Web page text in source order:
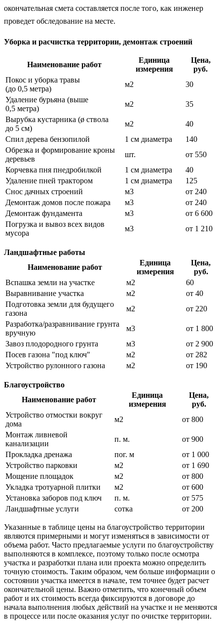
окончательная смета составляется после того, как инженер
проведет обследование на месте.
Уборка и расчистка территории, демонтаж строений
Наименование работ
Единица
измерения
Цена,
руб.
Покос и уборка травы
(до 0,5 метра)
м2
30
Удаление бурьяна (выше
0,5 метра)
м2
35
Вырубка кустарника (ø ствола
до 5 см)
м2
40
Спил дерева бензопилой
1 см диаметра
140
Обрезка и формирование кроны
деревьев
шт.
от 550
Корчевка пня пнедробилкой
1 см диаметра
40
Удаление пней трактором
1 см диаметра
125
Снос дачных строений
м3
от 240
Демонтаж домов после пожара
м3
от 240
Демонтаж фундамента
м3
от 6 600
Погрузка и вывоз всех видов
мусора
м3 от 1 210
Ландшафтные работы
Наименование работ
Единица
измерения
Цена,
руб.
Вспашка земли на участке
м2
60
Выравнивание участка
м2
от 40
Подготовка земли для будущего
газона
м2
от 220
Разработка/разравнивание грунта
вручную
м3
от 1 800
Завоз плодородного грунта
м3
от 2 900
Посев газона "под ключ"
м2
от 282
Устройство рулонного газона
м2 от 190
Благоустройство
Наименование работ
Единица
измерения
Цена,
руб.
Устройство отмостки вокруг
дома
м2
от 800
Монтаж ливневой
канализации
п. м.
от 900
Прокладка дренажа
пог. м
от 1 000
Устройство парковки
м2
от 1 690
Мощение площадок
м2
от 800
Укладка тротуарной плитки
м2
от 600
Установка заборов под ключ
п. м.
от 575
Ландшафтные услуги
сотка от 200
Указанные в таблице цены на благоустройство территории
являются примерными и могут изменяться в зависимости от
объема работ. Часто предлагаемые услуги по благоустройству
выполняются в комплексе, поэтому только после осмотра
участка и разработки плана или проекта можно определить
точную стоимость. Таким образом, чем больше информации о
состоянии участка имеется в начале, тем точнее будет расчет
окончательной цены. Важно отметить, что конечный объем
работ и их стоимость всегда фиксируются в договоре до
начала выполнения любых действий на участке и не меняются
в процессе или после оказания услуг по очистке территории.